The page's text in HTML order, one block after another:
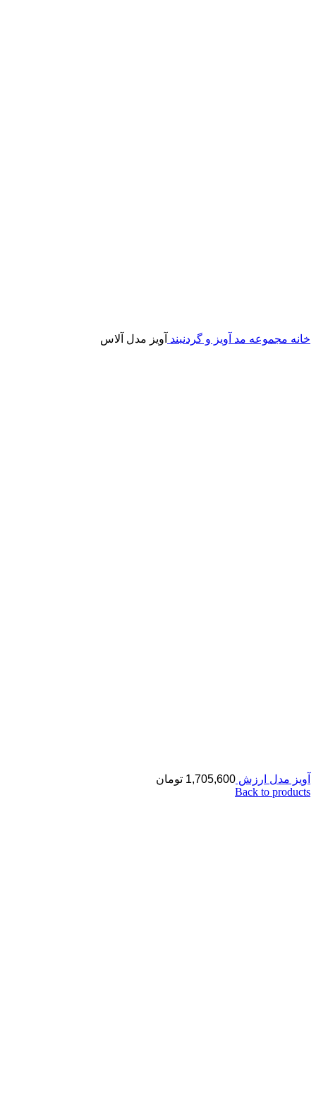
خانه مجموعه مد آویز و گردنبند آویز مدل آلاس
آویز مدل ارزش 1,705,600 تومان
Back to products